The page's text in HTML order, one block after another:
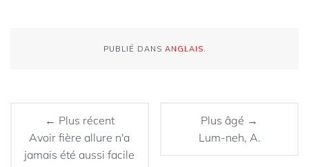
PUBLIÉ DANS ANGLAIS.
← Plus récent
Avoir fière allure n'a
jamais été aussi facile
Plus âgé →
Lum-neh, A.